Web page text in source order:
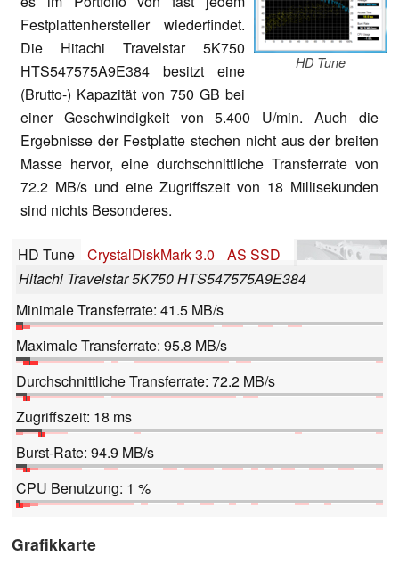
HD Tune
Festplattenhersteller wiederfindet.
Die Hitachi Travelstar 5K750
HTS547575A9E384 besitzt eine
(Brutto-) Kapazität von 750 GB bei
einer Geschwindigkeit von 5.400 U/min. Auch die
Ergebnisse der Festplatte stechen nicht aus der breiten
Masse hervor, eine durchschnittliche Transferrate von
72.2 MB/s und eine Zugriffszeit von 18 Millisekunden
sind nichts Besonderes.
HD Tune CrystalDiskMark 3.0
AS SSD
Hitachi Travelstar 5K750 HTS547575A9E384
Minimale Transferrate: 41.5 MB/s
Maximale Transferrate: 95.8 MB/s
Durchschnittliche Transferrate: 72.2 MB/s
Zugriffszeit: 18 ms
Burst-Rate: 94.9 MB/s
CPU Benutzung: 1 %
Grafikkarte